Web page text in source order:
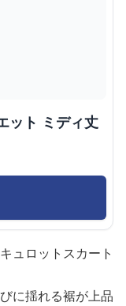
ット ミディ丈
ュロットスカート
に揺れる裾が上品